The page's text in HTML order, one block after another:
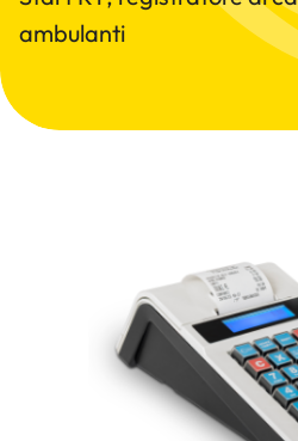
PC e Server
Arredo ufficio
Occasioni
ambulanti